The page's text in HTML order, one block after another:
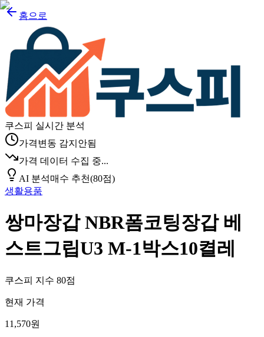
홈으로
쿠스피 실시간 분석
가격변동 감지안됨
가격 데이터 수집 중...
AI 분석매수 추천(80점)
생활용품
쌍마장갑 NBR폼코팅장갑 베
스트그립U3 M-1박스10켤레
쿠스피 지수 80점
현재 가격
11,570원